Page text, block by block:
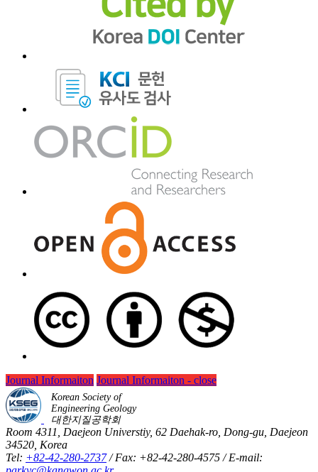
Journal Informaiton Journal Informaiton - close
Korean Society of
Engineering Geology
대한지질공학회
Room 4311, Daejeon Universtiy, 62 Daehak-ro, Dong-gu, Daejeon
34520, Korea
Tel: +82-42-280-2737/ Fax: +82-42-280-4575 / E-mail: